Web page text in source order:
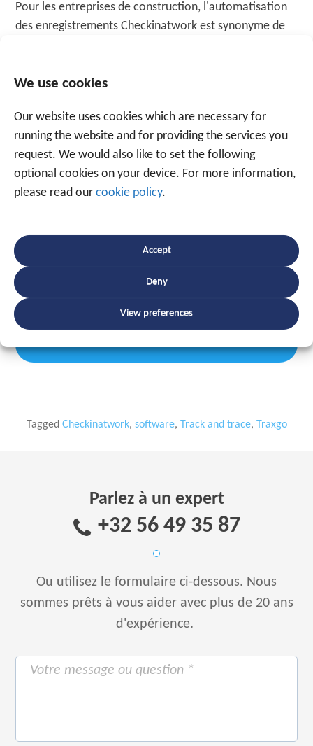
We use cookies
Our website uses cookies which are necessary for
running the website and for providing the services you
request. We would also like to set the following
optional cookies on your device. For more information,
please read our cookie policy.
Accept
Deny
View preferences
Pour les entreprises de construction, l'automatisation
des enregistrements Checkinatwork est synonyme de
tracas liés aux documents papier ou aux listes
un processus simple et efficace . La combinaison de
simplicité, de fiabilité et d'une technologie de suivi et
de traçabilité intelligente rend le système
particulièrement accessible aux petites entreprises
comme aux grands groupes de construction. Nous
sa transition vers des chantiers plus numériques,
rationalisés et transparents. Convaincu de la valeur
ajoutée de notre application ? Contactez nos experts
pour une démonstration gratuite.
Tagged Checkinatwork, software, Track and trace, Traxgo
Parlez à un expert
+32 56 49 35 87
Ou utilisez le formulaire ci-dessous. Nous
sommes prêts à vous aider avec plus de 20 ans
d'expérience.